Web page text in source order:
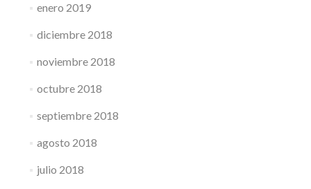
enero 2019
diciembre 2018
noviembre 2018
octubre 2018
septiembre 2018
agosto 2018
julio 2018